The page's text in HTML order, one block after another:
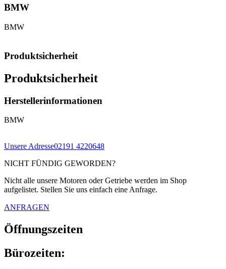
BMW
BMW
Produktsicherheit
Produktsicherheit
Herstellerinformationen
BMW
Unsere Adresse02191 4220648
NICHT FÜNDIG GEWORDEN?
Nicht alle unsere Motoren oder Getriebe werden im Shop
aufgelistet. Stellen Sie uns einfach eine Anfrage.
ANFRAGEN
Öffnungszeiten
Bürozeiten: